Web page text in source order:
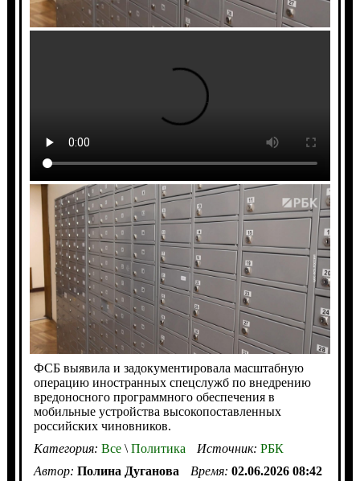
ФСБ выявила и задокументировала масштабную
операцию иностранных спецслужб по внедрению
вредоносного программного обеспечения в
мобильные устройства высокопоставленных
российских чиновников.
Категория: Все\Политика Источник: РБК
Автор: Полина Дуганова Время: 02.06.2026 08:42